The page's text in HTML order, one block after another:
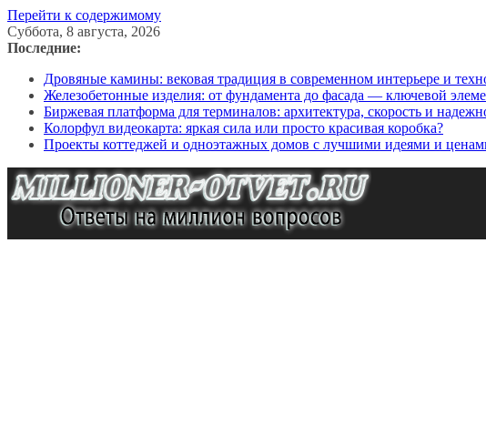
Перейти к содержимому
Суббота, 8 августа, 2026
Последние:
Дровяные камины: вековая традиция в современном интерьере и
Железобетонные изделия: от фундамента до фасада — ключевой
Биржевая платформа для терминалов: архитектура, скорость и
Колорфул видеокарта: яркая сила или просто красивая коробка?
Проекты коттеджей и одноэтажных домов с лучшими идеями и